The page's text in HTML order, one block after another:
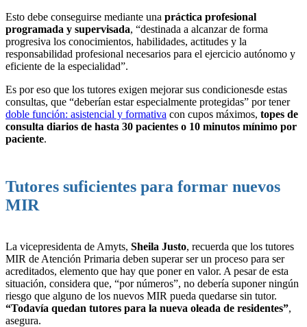
Esto debe conseguirse mediante una práctica profesional
programada y supervisada, “destinada a alcanzar de forma
progresiva los conocimientos, habilidades, actitudes y la
responsabilidad profesional necesarios para el ejercicio autónomo y
eficiente de la especialidad”.
Es por eso que los tutores exigen mejorar sus condicionesde estas
consultas, que “deberían estar especialmente protegidas” por tener
doble función: asistencial y formativa con cupos máximos, topes de
consulta diarios de hasta 30 pacientes o 10 minutos mínimo por
paciente.
Tutores suficientes para formar nuevos
MIR
La vicepresidenta de Amyts, Sheila Justo, recuerda que los tutores
MIR de Atención Primaria deben superar ser un proceso para ser
acreditados, elemento que hay que poner en valor. A pesar de esta
situación, considera que, “por números”, no debería suponer ningún
riesgo que alguno de los nuevos MIR pueda quedarse sin tutor.
“Todavía quedan tutores para la nueva oleada de residentes”,
asegura.